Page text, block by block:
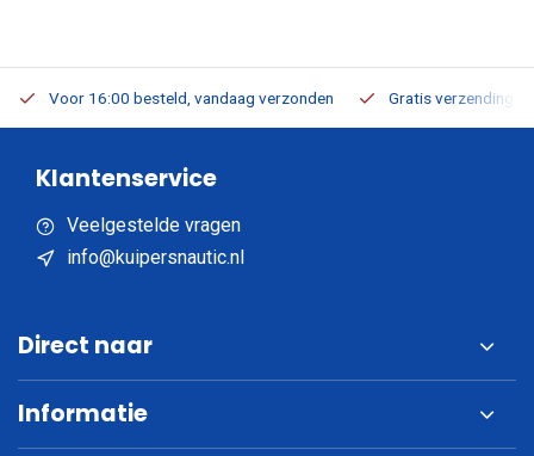
Voor 16:00 besteld, vandaag verzonden Gratis verzending
Klantenservice
Veelgestelde vragen
info@kuipersnautic.nl
Direct naar
Informatie